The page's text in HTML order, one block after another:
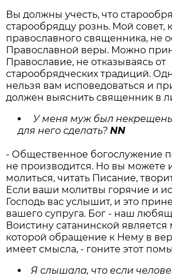
Вы должны учесть, что
старообрядцу рознь. Мой совет,
православного священника, не
Православной веры. Можно
Православие, не отказываясь от
старообрядческих традиций.
нельзя вам исповедоваться и
должен выяснить священник в
У меня муж был
для него сделать?NN
- Общественное богослужение
не производится. Но вы можете
молиться, читать Писание,
Если ваши молитвы горячие и
Господь вас услышит, и это
вашего супруга. Бог - наш
Воистину сатанинской является
которой обращение к Нему в
имеет смысла, - гоните этот
Я слышала, что если